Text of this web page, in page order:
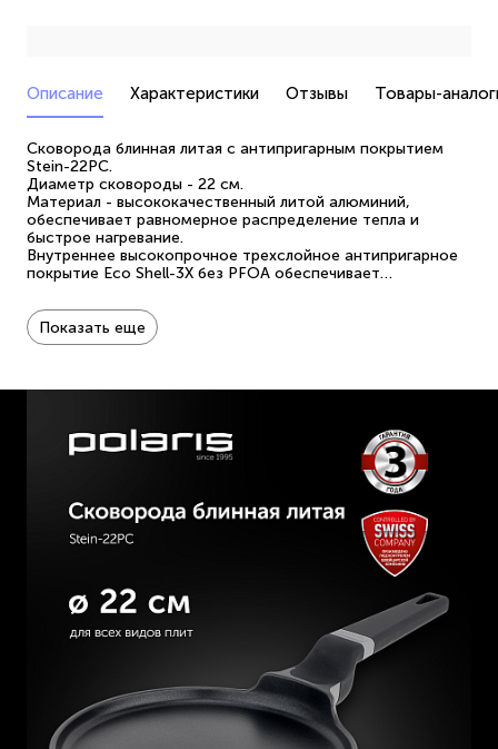
Описание Характеристики Отзывы Товары-
Сковорода блинная литая с антипригарным покрытием
Stein-22PC.
Диаметр сковороды - 22 см.
Материал - высококачественный литой алюминий,
обеспечивает равномерное распределение тепла и
быстрое нагревание.
Внутреннее высокопрочное трехслойное антипригарное
покрытие Eco Shell-3X без PFOA обеспечивает
Термостойкое внешнее покрытие.
Специальное утолщенное дно 5 мм обеспечивает
быстрый и равномерный нагрев посуды. Закругленный борт
приготовления.
Подходит для интенсивного использования.
Подходит для всех видов плит, включая индукцию.
кастрюли 4,3 л., сковород 20 см, 24 см, 26 см, 28 см.,
блинной сковороды 22 см.
Соберите свой набор для приготовления надежного
ПОСМОТРЕТЬ РЕКОМЕНДАЦИИ ПО УХОДУ
Посуда Polaris - идеальное сочетание качества и
функциональности, которое позволяет легко и быстро
приготовить вкусные блюда без лишнего труда и времени.
Показать еще